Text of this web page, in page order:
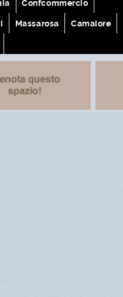
Confcommercio
Massarosa Camaiore